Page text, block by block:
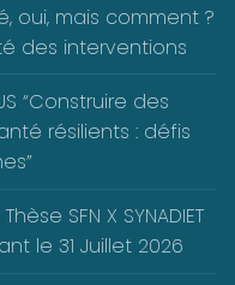
oui, mais comment ?
des interventions
“Construire des
résilients : défis
SFN X SYNADIET
le 31 Juillet 2026